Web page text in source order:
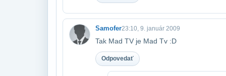
Samofer23:10, 9. január 2009
Tak Mad TV je Mad Tv :D
Odpovedať